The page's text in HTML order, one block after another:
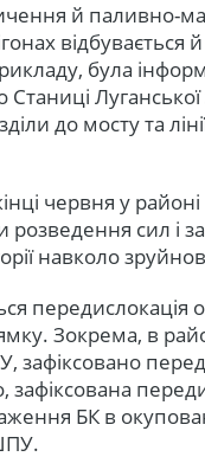
й паливно-
відбувається
була
до мосту та
червня у районі
розведення сил і
навколо
передислокація
Зокрема, в
зафіксовано
зафіксована
БК в